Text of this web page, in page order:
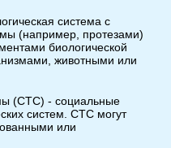
система с
(например, протезами)
биологической
животными или
(СТС) - социальные
систем. СТС могут
или